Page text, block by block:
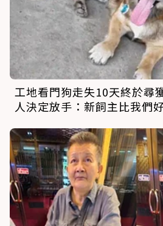
工地看門狗走失10天終於尋
人決定放手：新飼主比我們